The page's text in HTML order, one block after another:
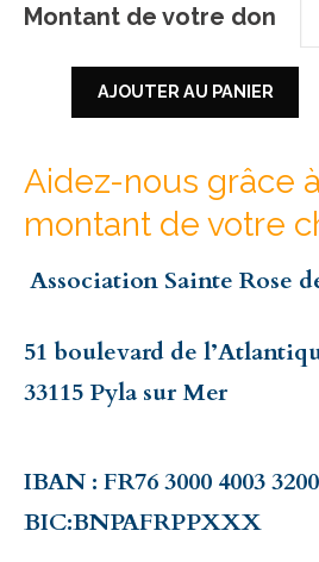
Montant de votre don
AJOUTER AU PANIER
Aidez-nous grâce
montant de votre
Association
51 boulevard de
33115 Pyla sur Mer
IBAN : FR76 3000 4003
BIC:BNPAFRPPXXX